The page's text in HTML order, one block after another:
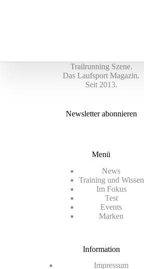
Trailrunning Szene.
Das Laufsport Magazin.
Seit 2013.
Newsletter abonnieren
Menü
News
Training und Wissen
Im Fokus
Test
Events
Marken
Information
Impressum